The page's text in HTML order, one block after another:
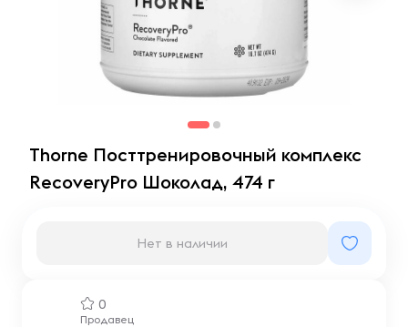
Thorne Посттренировочный комплекс
RecoveryPro Шоколад, 474 г
0
Продавец
Нет в наличии